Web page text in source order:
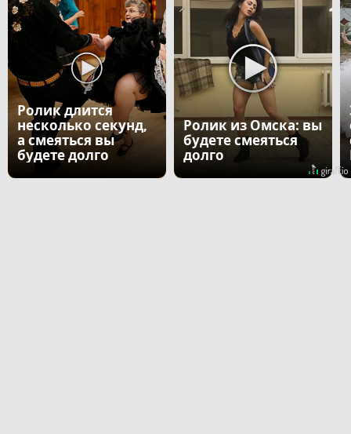
Ролик длится
несколько секунд,
а смеяться вы
будете долго
Ролик из Омска: вы
будете смеяться
долго